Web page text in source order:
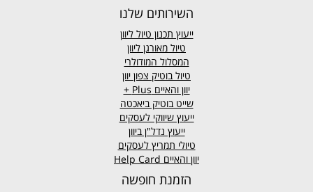
השירותים שלנו
ייעוץ תכנון טיול ליוון
טיול מאורגן ליוון
המסלול המודולרי
טיול בוטיק צפון יוון
יוון והאיים Plus +
שייט בוטיק ביאכטה
ייעוץ שיווקי לעסקים
ייעוץ נדל"ן ביוון
טיולי תמריץ לעסקים
יוון והאיים Help Card
הזמנת חופשה